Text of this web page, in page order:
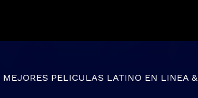
PELICULAS LATINO EN LINEA&